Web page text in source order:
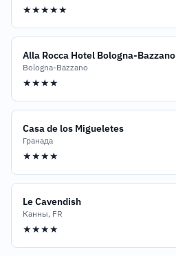
★★★★★
Alla Rocca Hotel Bologna-Bazzano
Bologna-Bazzano
★★★★
Casa de los Migueletes
Гранада
★★★★
Le Cavendish
Канны, FR
★★★★